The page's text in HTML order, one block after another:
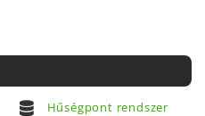
Hűségpont rendszer